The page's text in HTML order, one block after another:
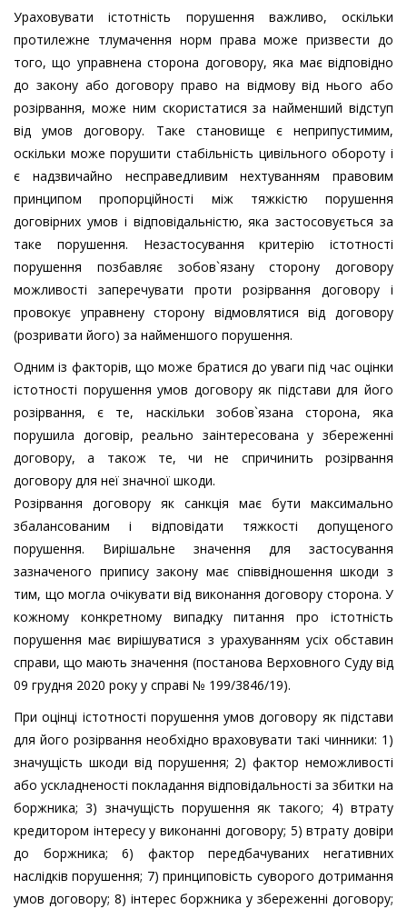
Ураховувати істотність порушення важливо, оскільки
протилежне тлумачення норм права може призвести до
того, що управнена сторона договору, яка має відповідно
до закону або договору право на відмову від нього або
розірвання, може ним скористатися за найменший відступ
від умов договору. Таке становище є неприпустимим,
оскільки може порушити стабільність цивільного обороту і
є надзвичайно несправедливим нехтуванням правовим
принципом пропорційності між тяжкістю порушення
договірних умов і відповідальністю, яка застосовується за
таке порушення. Незастосування критерію істотності
порушення позбавляє зобов`язану сторону договору
можливості заперечувати проти розірвання договору і
провокує управнену сторону відмовлятися від договору
(розривати його) за найменшого порушення.
Одним із факторів, що може братися до уваги під час оцінки
істотності порушення умов договору як підстави для його
розірвання, є те, наскільки зобов`язана сторона, яка
порушила договір, реально заінтересована у збереженні
договору, а також те, чи не спричинить розірвання
договору для неї значної шкоди.
Розірвання договору як санкція має бути максимально
збалансованим і відповідати тяжкості допущеного
порушення. Вирішальне значення для застосування
зазначеного припису закону має співвідношення шкоди з
тим, що могла очікувати від виконання договору сторона. У
кожному конкретному випадку питання про істотність
порушення має вирішуватися з урахуванням усіх обставин
справи, що мають значення (постанова Верховного Суду від
09 грудня 2020 року у справі № 199/3846/19).
При оцінці істотності порушення умов договору як підстави
для його розірвання необхідно враховувати такі чинники: 1)
значущість шкоди від порушення; 2) фактор неможливості
або ускладненості покладання відповідальності за збитки на
боржника; 3) значущість порушення як такого; 4) втрату
кредитором інтересу у виконанні договору; 5) втрату довіри
до боржника; 6) фактор передбачуваних негативних
наслідків порушення; 7) принциповість суворого дотримання
умов договору; 8) інтерес боржника у збереженні договору;